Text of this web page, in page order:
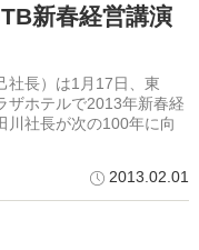
新春経営講演
長）は1月17日、東
ザホテルで2013年新春経
川社長が次の100年に向
2013.02.01